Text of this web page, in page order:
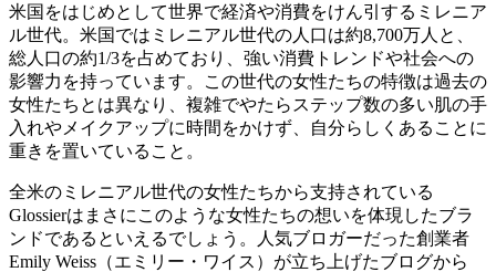
米国をはじめとして世界で経済や消費をけん引するミレニア
ル世代。米国ではミレニアル世代の人口は約8,700万人と、
総人口の約1/3を占めており、強い消費トレンドや社会への
影響力を持っています。この世代の女性たちの特徴は過去の
女性たちとは異なり、複雑でやたらステップ数の多い肌の手
入れやメイクアップに時間をかけず、自分らしくあることに
重きを置いていること。
全米のミレニアル世代の女性たちから支持されている
Glossierはまさにこのような女性たちの想いを体現したブラ
ンドであるといえるでしょう。人気ブロガーだった創業者
Emily Weiss（エミリー・ワイス）が立ち上げたブログから